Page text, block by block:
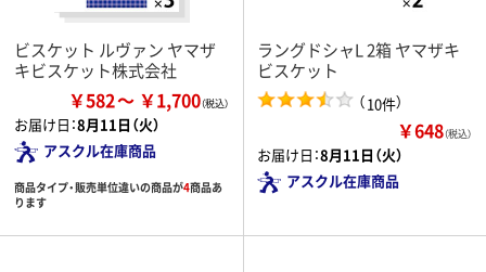
ビスケット ルヴァン ヤマザ
キビスケット株式会社
￥582 ￥1,700
お届け日：8月11日（火）
アスクル在庫商品
商品タイプ・販売単位違いの商品が4商品あ
ります
ラングドシャL 2箱 ヤマザキ
ビスケット
（10件）
￥648（税込）
お届け日：8月11日（火）
アスクル在庫商品